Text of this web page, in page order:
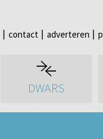
contact adverteren
DWARS